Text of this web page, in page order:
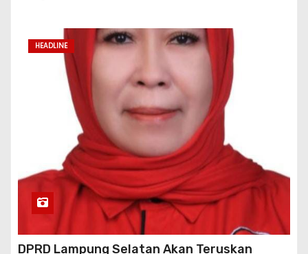
HEADLINE
DPRD Lampung Selatan Akan Teruskan